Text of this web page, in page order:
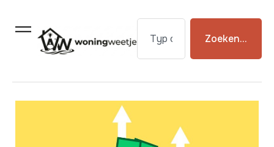
Zoeken...